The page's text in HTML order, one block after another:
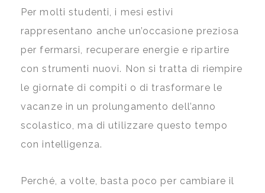
Per molti studenti, i mesi estivi
rappresentano anche un’occasione preziosa
per fermarsi, recuperare energie e ripartire
con strumenti nuovi. Non si tratta di riempire
le giornate di compiti o di trasformare le
vacanze in un prolungamento dell’anno
scolastico, ma di utilizzare questo tempo
con intelligenza.
Perché, a volte, basta poco per cambiare il